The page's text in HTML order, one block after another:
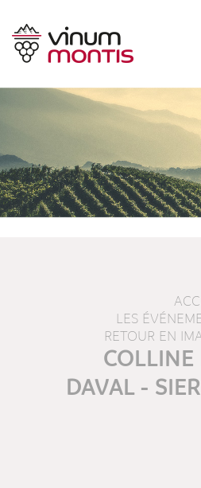
LES
RETOUR EN
COLLINE
DAVAL -